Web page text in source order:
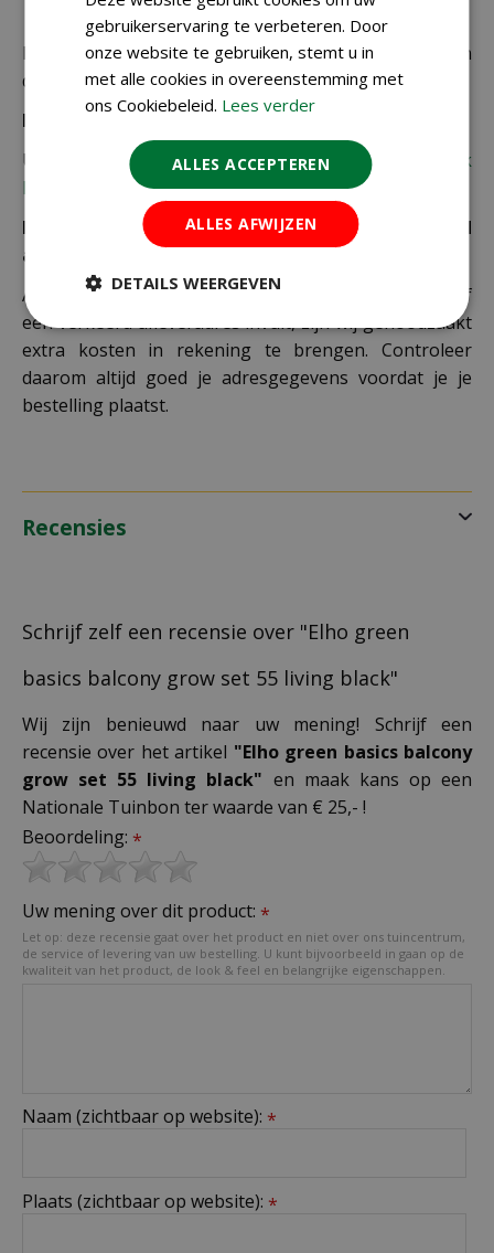
maximale afmetingen vallen.
De juiste verzendkosten worden in de laatste stap van
de winkelwagen berekend.
Bezorgkosten overige landen:
Uiteraard verzenden wij ook buiten Nederland,
bekijk
hier de verzendkosten.
Let op: extra kosten bij niet ophalen of verkeerd
adres
Als je je pakket niet ophaalt bij een PostNL-punt of
een verkeerd afleveradres invult, zijn wij genoodzaakt
extra kosten in rekening te brengen. Controleer
daarom altijd goed je adresgegevens voordat je je
bestelling plaatst.
Recensies
Schrijf zelf een recensie over "Elho green
basics balcony grow set 55 living black"
Wij zijn benieuwd naar uw mening! Schrijf een
recensie over het artikel "Elho green basics balcony
grow set 55 living black" en maak kans op een
Nationale Tuinbon ter waarde van € 25,- !
Beoordeling: *
Uw mening over dit product: *
Let op: deze recensie gaat over het product en niet over ons tuincentrum,
de service of levering van uw bestelling. U kunt bijvoorbeeld in gaan op de
kwaliteit van het product, de look & feel en belangrijke eigenschappen.
Naam (zichtbaar op website): *
Plaats (zichtbaar op website): *
gebruikerservaring te verbeteren. Door
onze website te gebruiken, stemt u in
met alle cookies in overeenstemming met
ons Cookiebeleid. Lees verder
ALLES ACCEPTEREN
ALLES AFWIJZEN
DETAILS WEERGEVEN